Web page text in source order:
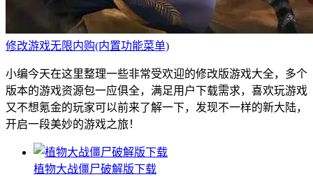
修改游戏无限内购(内置功能菜单)
小编今天在这里整理一些非常受欢迎的修改版游戏大全，多个
版本的游戏资源包一应俱全，满足用户下载需求，喜欢玩游戏
又不想氪金的玩家可以前来了解一下，发现不一样的新大陆，
开启一段美妙的游戏之旅！
植物大战僵尸破解版下载